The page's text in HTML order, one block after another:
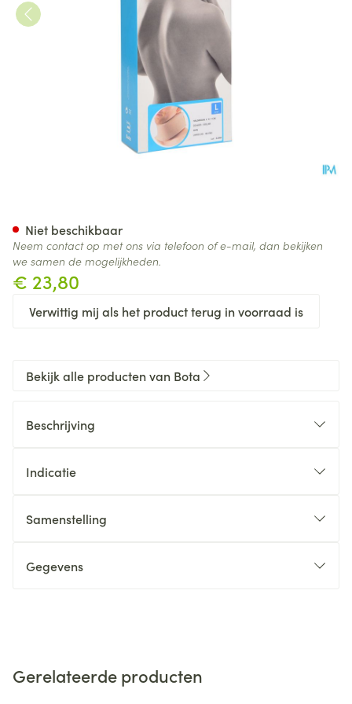
€ 23,80
Verwittig mij als het product terug in voorraad is
Niet beschikbaar
Neem contact op met ons via telefoon of e-mail, dan bekijken
we samen de mogelijkheden.
Bekijk alle producten van Bota
Beschrijving
Indicatie
Samenstelling
Gegevens
Gerelateerde producten